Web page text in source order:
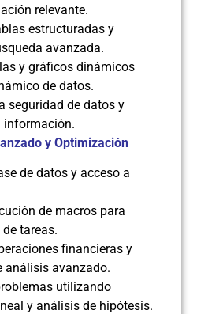
relevante.
estructuradas y
avanzada.
y gráficos dinámicos
de datos.
seguridad de datos y
información.
y Optimización
de datos y acceso a
de macros para
tareas.
financieras y
análisis avanzado.
utilizando
y análisis de hipótesis.